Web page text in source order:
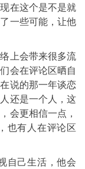
在这个是不是就
一些可能，让他
上会带来很多流
会在评论区晒自
说的那一年谈恋
还是一个人，这
会更相信一点，
也有人在评论区
自己生活，他会